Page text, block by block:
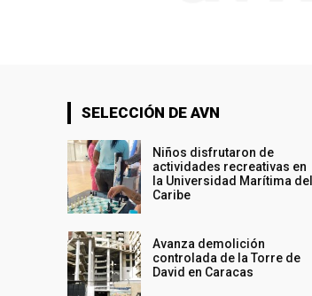
SELECCIÓN DE AVN
Niños disfrutaron de
actividades recreativas en
la Universidad Marítima del
Caribe
Avanza demolición
controlada de la Torre de
David en Caracas